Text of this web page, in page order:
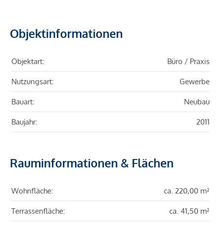
Objektinformationen
Objektart: Büro / Praxis
Nutzungsart: Gewerbe
Bauart: Neubau
Baujahr: 2011
Rauminformationen & Flächen
Wohnfläche: ca. 220,00 m²
Terrassenfläche: ca. 41,50 m²